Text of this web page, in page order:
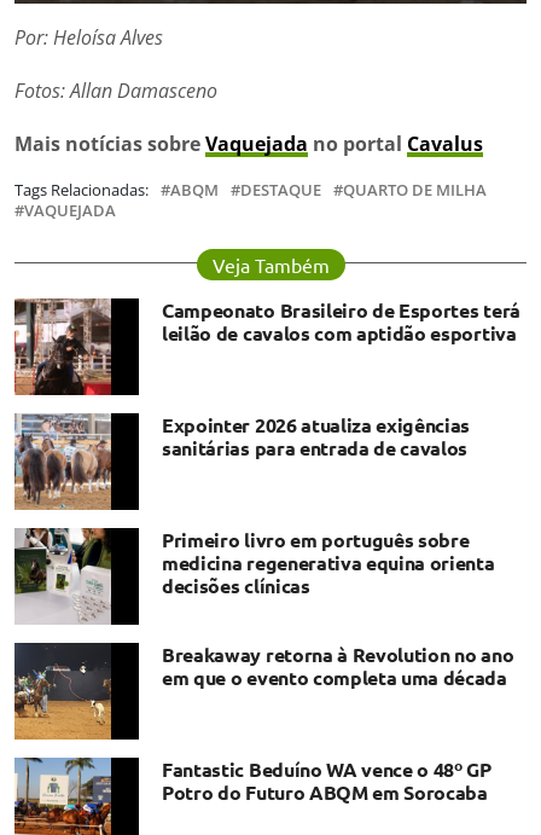
Por: Heloísa Alves
Fotos:Allan Damasceno
Mais notícias sobreVaquejada no portal Cavalus
Tags Relacionadas: ABQM DESTAQUE
QUARTO DE MILHA
VAQUEJADA
Veja Também
Campeonato Brasileiro de Esportes terá
leilão de cavalos com aptidão esportiva
Expointer 2026 atualiza exigências
sanitárias para entrada de cavalos
Primeiro livro em português sobre
medicina regenerativa equina orienta
decisões clínicas
Breakaway retorna à Revolution no ano
em que o evento completa uma década
Fantastic Beduíno WA vence o 48º GP
Potro do Futuro ABQM em Sorocaba